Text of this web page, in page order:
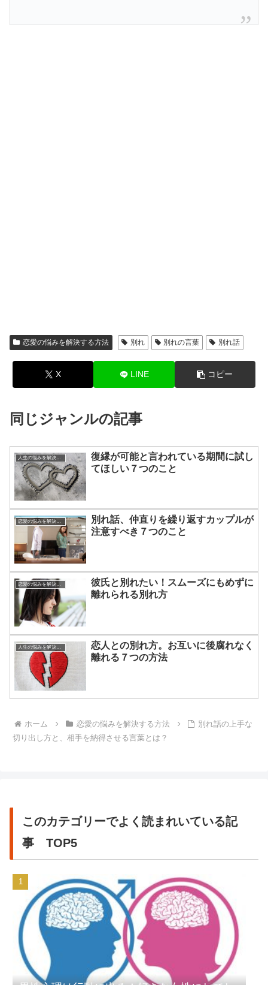
恋愛の悩みを解決する方法 別れ 別れの言葉 別れ話
X LINE コピー
同じジャンルの記事
人生の悩みを解決する方法
復縁が可能と言われている期間に試し
てほしい７つのこと
別れ話、仲直りを繰り返すカップルが
注意すべき７つのこと
彼氏と別れたい！スムーズにもめずに
離れられる別れ方
恋人との別れ方。お互いに後腐れなく
離れる７つの方法
ホーム 恋愛の悩みを解決する方法
別れ話の上手な
切り出し方と、相手を納得させる言葉とは？
このカテゴリーでよく読まれいている記
事 TOP5